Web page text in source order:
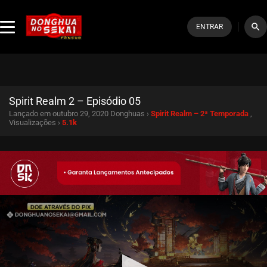
ENTRAR search
Spirit Realm 2 – Episódio 05
Lançado em outubro 29, 2020 Donghuas › Spirit Realm – 2ª Temporada
Visualizações › 5.1k